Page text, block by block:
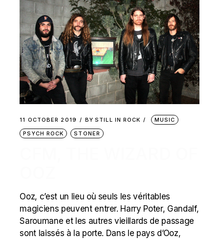
11 OCTOBER 2019 BY STILL IN ROCK
MUSIC
PSYCH ROCK
STONER
Ooz, c’est un lieu où seuls les véritables
magiciens peuvent entrer. Harry Poter, Gandalf,
Saroumane et les autres vieillards de passage
sont laissés à la porte. Dans le pays d’Ooz,